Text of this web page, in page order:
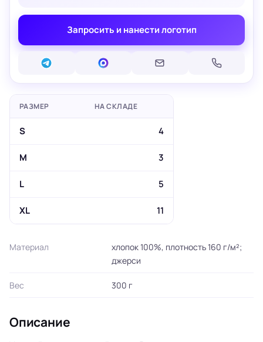
Запросить и нанести логотип
РАЗМЕР НА СКЛАДЕ
S 4
M 3
L 5
XL 11
Материал
хлопок 100%, плотность 160 г/м²;
джерси
Вес 300 г
Описание